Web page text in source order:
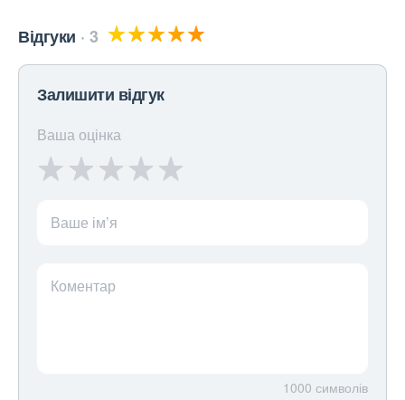
Відгуки 3
Залишити відгук
Ваша оцінка
Ваше ім’я
Коментар
1000 символів